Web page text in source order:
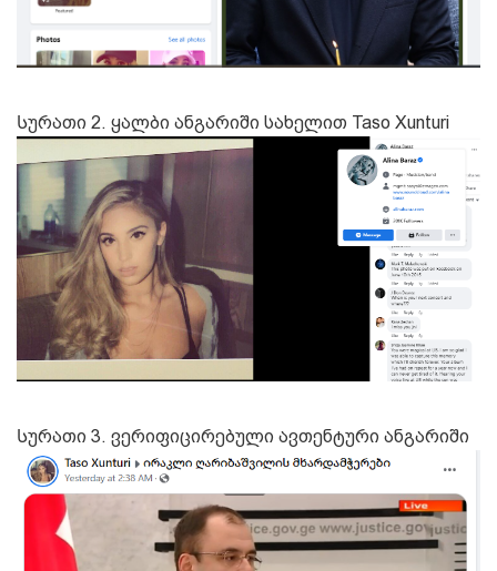
Სურათი 2. ყალბი ანგარიში სახელით Taso Xunturi
Სურათი 3. ვერიფიცირებული ავთენტური ანგარიში